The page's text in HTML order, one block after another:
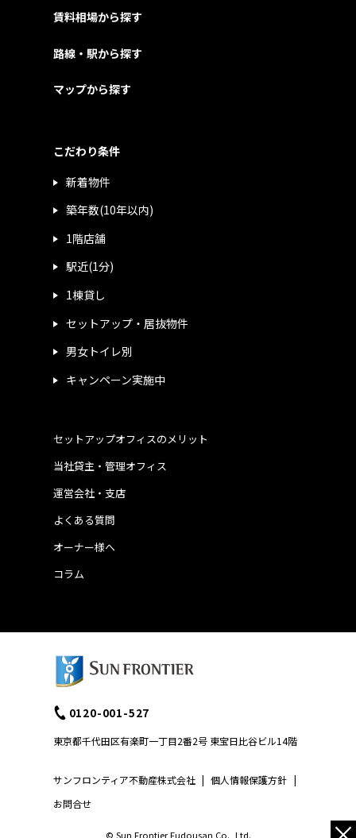
賃料相場から探す
路線・駅から探す
マップから探す
こだわり条件
新着物件
築年数(10年以内)
1階店舗
駅近(1分)
1棟貸し
セットアップ・居抜物件
男女トイレ別
キャンペーン実施中
運営会社・支店
よくある質問
当社貸主・管理オフィス
オーナー様へ
コラム
セットアップオフィスのメリット
サンフロンティア不動産株式会社 | 個人情報保護方針 |
お問合せ
0120-001-527
東京都千代田区有楽町一丁目2番2号 東宝日比谷ビル14階
© Sun Frontier Fudousan Co., Ltd.